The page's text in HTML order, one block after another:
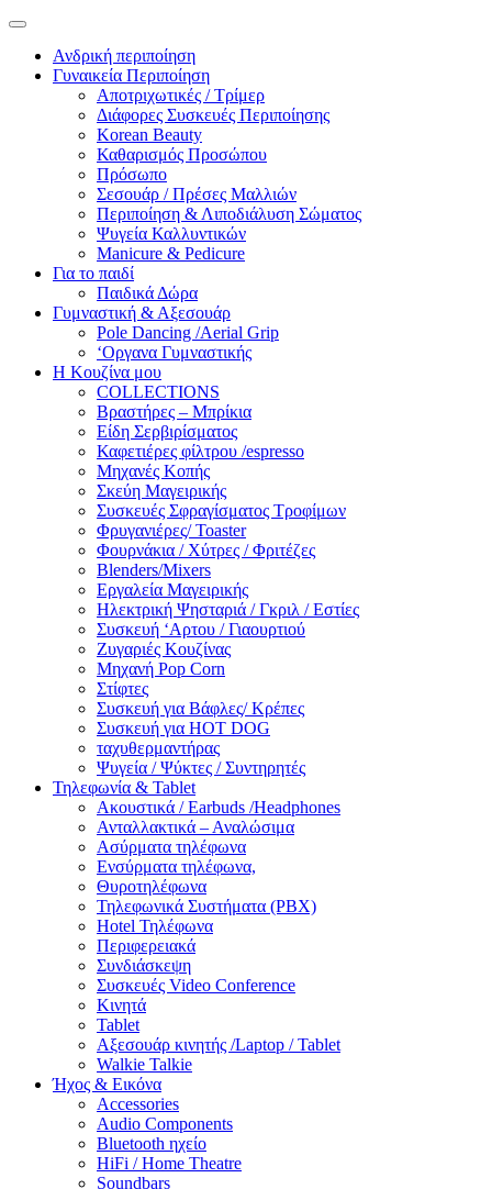
Ανδρική περιποίηση
Γυναικεία Περιποίηση
Αποτριχωτικές / Τρίμερ
Διάφορες Συσκευές Περιποίησης
Korean Beauty
Καθαρισμός Προσώπου
Πρόσωπο
Σεσουάρ / Πρέσες Μαλλιών
Περιποίηση & Λιποδιάλυση Σώματος
Ψυγεία Καλλυντικών
Manicure & Pedicure
Για το παιδί
Παιδικά Δώρα
Γυμναστική & Αξεσουάρ
Pole Dancing /Aerial Grip
‘Οργανα Γυμναστικής
Η Κουζίνα μου
COLLECTIONS
Βραστήρες – Μπρίκια
Είδη Σερβιρίσματος
Καφετιέρες φίλτρου /espresso
Μηχανές Κοπής
Σκεύη Μαγειρικής
Συσκευές Σφραγίσματος Τροφίμων
Φρυγανιέρες/ Toaster
Φουρνάκια / Χύτρες / Φριτέζες
Blenders/Mixers
Εργαλεία Μαγειρικής
Ηλεκτρική Ψησταριά / Γκριλ / Eστίες
Συσκευή ‘Αρτου / Γιαουρτιού
Ζυγαριές Κουζίνας
Μηχανή Pop Corn
Στίφτες
Συσκευή για Βάφλες/ Κρέπες
Συσκευή για HOT DOG
ταχυθερμαντήρας
Ψυγεία / Ψύκτες / Συντηρητές
Τηλεφωνία & Tablet
Ακουστικά / Earbuds /Headphones
Ανταλλακτικά – Αναλώσιμα
Ασύρματα τηλέφωνα
Ενσύρματα τηλέφωνα,
Θυροτηλέφωνα
Τηλεφωνικά Συστήματα (PBX)
Hotel Τηλέφωνα
Περιφερειακά
Συνδιάσκεψη
Συσκευές Video Conference
Κινητά
Tablet
Αξεσουάρ κινητής /Laptop / Tablet
Walkie Talkie
Ήχος & Εικόνα
Accessories
Audio Components
Bluetooth ηχείο
HiFi / Home Theatre
Soundbars